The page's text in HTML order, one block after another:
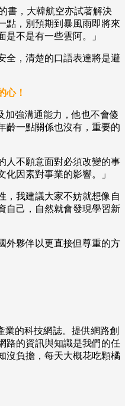
書，大韓航空亦試著解決
點，別預期到暴風雨即將來
不是有一些雲阿。」
全，清楚的口語表達將是避
心！
加強溝通能力，他也不會傻
齡一點關係也沒有，重要的
人不願意面對必須改變的事
因素對事業的影響。」
，我建議大家不妨就想像自
自己，自然就會發現學習新
外夥伴以更直接但尊重的方
業的科技網誌。提供網路創
路的資訊與知識是我們的任
沒負擔，每天大概花吃顆橘